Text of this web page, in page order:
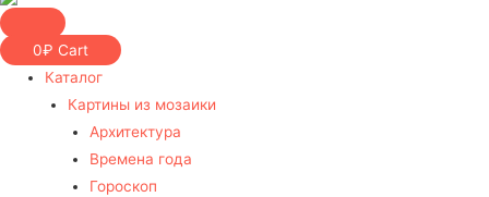
0₽ Cart
Каталог
Картины из мозаики
Архитектура
Времена года
Гороскоп